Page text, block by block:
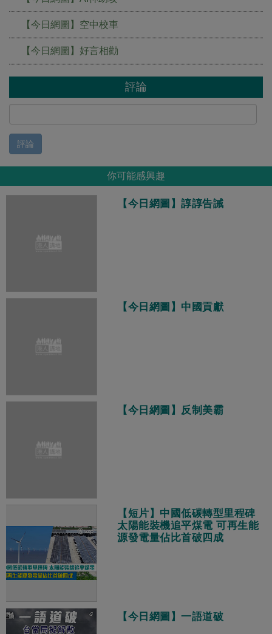
【今日網圖】空中校車
【今日網圖】好言相勸
評論
評論
你可能感興趣
【今日網圖】諄諄告誡
【今日網圖】中國貢獻
【今日網圖】反制美霸
【短片】中國低碳轉型里程碑
太陽能裝機追平煤電 可再生能
源發電量佔比首破四成
【今日網圖】一語道破